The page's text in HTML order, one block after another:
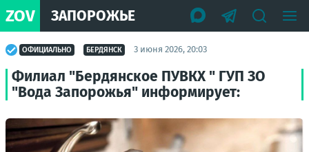
ZOV ЗАПОРОЖЬЕ
ОФИЦИАЛЬНО БЕРДЯНСК 3 июня 2026, 20:03
Филиал "Бердянское ПУВКХ " ГУП ЗО
"Вода Запорожья" информирует: